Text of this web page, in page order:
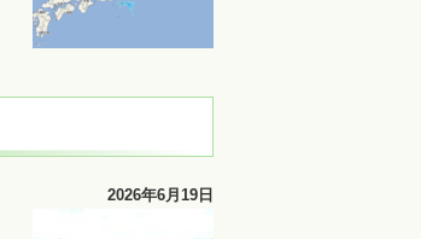
2026年6月19日